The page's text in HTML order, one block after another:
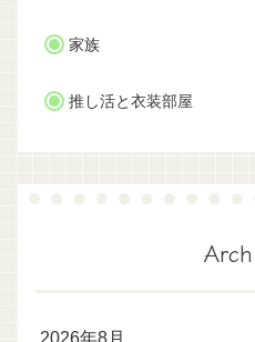
家族
推し活と衣装部屋
2026年8月